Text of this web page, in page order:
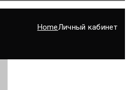
HomeЛичный кабинет